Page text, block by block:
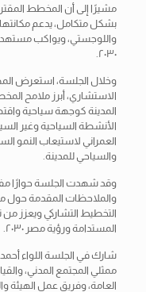
مشيرًا إلى أن المخطط
بشكل متكامل، يدعم
واللوجستي، ويواكب
٢٠٣٠.
وخلال الجلسة، استعرض
الاستشاري، أبرز ملامح
المدينة كوجهة سياحية
الأنشطة السياحية وغير
العمراني لاستيعاب النمو
والسياحي للمدينة.
وقد شهدت الجلسة حوارًا
والملاحظات المقدمة حول
التخطيط التشاركي ويعزز
المستدامة ورؤية مصر ٢٠٣٠.
شارك في الجلسة اللواء
ممثلي المجتمع المدني،
العامة، وفريق عمل الهيئة